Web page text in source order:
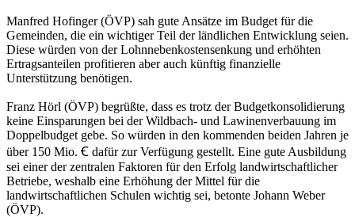
Manfred Hofinger (ÖVP) sah gute Ansätze im Budget für die
Gemeinden, die ein wichtiger Teil der ländlichen Entwicklung seien.
Diese würden von der Lohnnebenkostensenkung und erhöhten
Ertragsanteilen profitieren aber auch künftig finanzielle
Unterstützung benötigen.
Franz Hörl (ÖVP) begrüßte, dass es trotz der Budgetkonsolidierung
keine Einsparungen bei der Wildbach- und Lawinenverbauung im
Doppelbudget gebe. So würden in den kommenden beiden Jahren je
über 150 Mio. Ꞓ dafür zur Verfügung gestellt. Eine gute Ausbildung
sei einer der zentralen Faktoren für den Erfolg landwirtschaftlicher
Betriebe, weshalb eine Erhöhung der Mittel für die
landwirtschaftlichen Schulen wichtig sei, betonte Johann Weber
(ÖVP).